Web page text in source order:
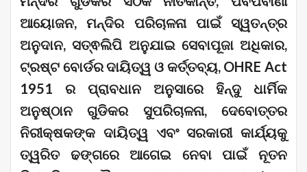
ଆୟୋଜନ, ମନ୍ଦିର ପରିଚାଳନା ପାଇଁ ସ୍ୱତନ୍ତ୍ର
ଅନୁଦାନ, ସତ୍ଵଲିପି ଅନୁଯାଇ ସେବାପୂଜା ଅଧିକାର,
ଟ୍ରଷ୍ଟ ବୋର୍ଡର ଦାୟିତ୍ୱ ଓ କର୍ତ୍ତବ୍ୟ, OHRE Act
1951 ର ପ୍ରାବଧାନ ଅନୁସାରେ ହିନ୍ଦୁ ଧାର୍ମିକ
ଅନୁଷ୍ଠାନ ଗୁଡିକର ସୁପରିଚାଳନା, ଦେବୋତ୍ତର
ନିରୀକ୍ଷକଙ୍କ ଦାୟିତ୍ୱ ଏବଂ ସରକାରୀ କାର୍ଯ୍ୟକୁ
ତ୍ୱରିତ ଢଙ୍ଗରେ ଆଗେଇ ନେବା ପାଇଁ ନୂତନ